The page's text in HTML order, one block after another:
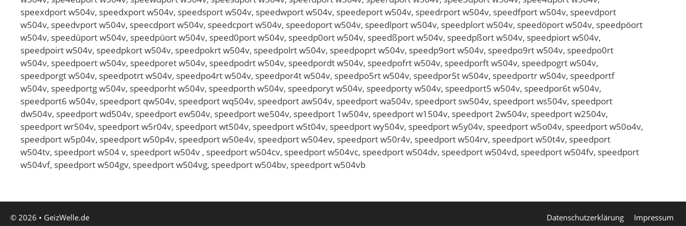
speexdport w504v, speedxport w504v, speedsport w504v, speedwport w504v, speedeport w504v, speedrport w504v, speedfport w504v, speevdport
w504v, speedvport w504v, speecdport w504v, speedcport w504v, speedoport w504v, speedlport w504v, speedplort w504v, speedöport w504v, speedpöort
w504v, speedüport w504v, speedpüort w504v, speed0port w504v, speedp0ort w504v, speedßport w504v, speedpßort w504v, speedpiort w504v,
speedpoirt w504v, speedpkort w504v, speedpokrt w504v, speedpolrt w504v, speedpoprt w504v, speedp9ort w504v, speedpo9rt w504v, speedpo0rt
w504v, speedpoert w504v, speedporet w504v, speedpodrt w504v, speedpordt w504v, speedpofrt w504v, speedporft w504v, speedpogrt w504v,
speedporgt w504v, speedpotrt w504v, speedpo4rt w504v, speedpor4t w504v, speedpo5rt w504v, speedpor5t w504v, speedportr w504v, speedportf
w504v, speedportg w504v, speedporht w504v, speedporth w504v, speedporyt w504v, speedporty w504v, speedport5 w504v, speedpor6t w504v,
speedport6 w504v, speedport qw504v, speedport wq504v, speedport aw504v, speedport wa504v, speedport sw504v, speedport ws504v, speedport
dw504v, speedport wd504v, speedport ew504v, speedport we504v, speedport 1w504v, speedport w1504v, speedport 2w504v, speedport w2504v,
speedport wr504v, speedport w5r04v, speedport wt504v, speedport w5t04v, speedport wy504v, speedport w5y04v, speedport w5o04v, speedport w50o4v,
speedport w5p04v, speedport w50p4v, speedport w50e4v, speedport w504ev, speedport w50r4v, speedport w504rv, speedport w50t4v, speedport
w504tv, speedport w504 v, speedport w504v , speedport w504cv, speedport w504vc, speedport w504dv, speedport w504vd, speedport w504fv, speedport
w504vf, speedport w504gv, speedport w504vg, speedport w504bv, speedport w504vb
Datenschutzerklärung Impressum
© 2026 • GeizWelle.de